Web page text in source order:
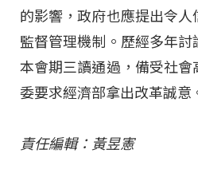
的影響，政府也應提出令
監督管理機制。歷經多年
本會期三讀通過，備受社
委要求經濟部拿出改革誠意
責任編輯：黃昱憲